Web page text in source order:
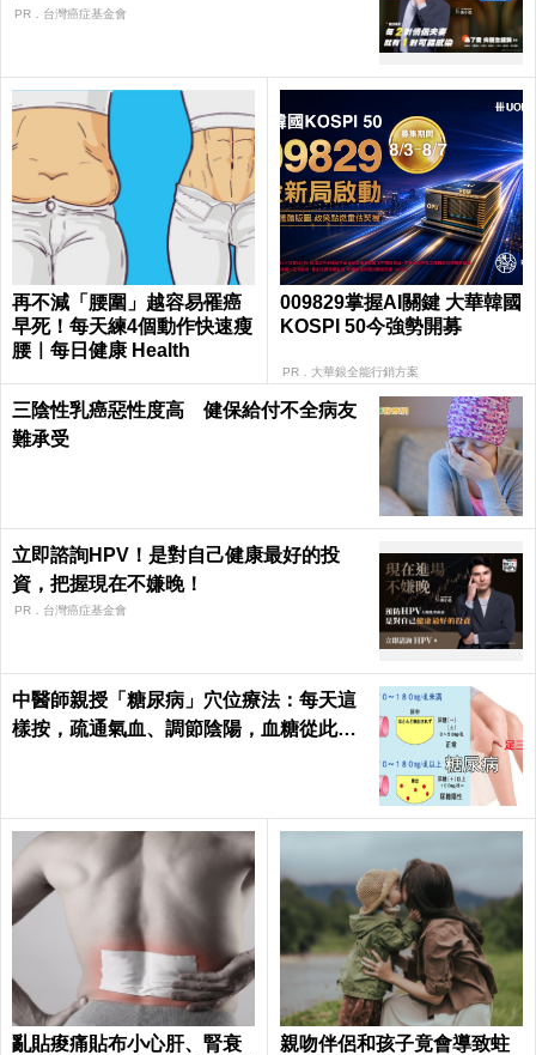
PR．台灣癌症基金會
再不減「腰圍」越容易罹癌
早死！每天練4個動作快速瘦
腰｜每日健康 Health
009829掌握AI關鍵 大華韓國
KOSPI 50今強勢開募
PR．大華銀全能行銷方案
三陰性乳癌惡性度高 健保給付不全病友
難承受
立即諮詢HPV！是對自己健康最好的投
資，把握現在不嫌晚！
PR．台灣癌症基金會
中醫師親授「糖尿病」穴位療法：每天這
樣按，疏通氣血、調節陰陽，血糖從此乖
亂貼痠痛貼布小心肝、腎衰
親吻伴侶和孩子竟會導致蛀